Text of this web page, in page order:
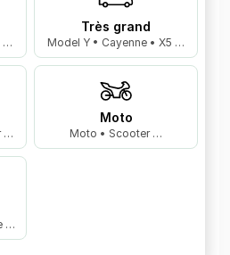
…
Très grand
Model Y • Cayenne • X5 …
…
Moto
Moto • Scooter …
…